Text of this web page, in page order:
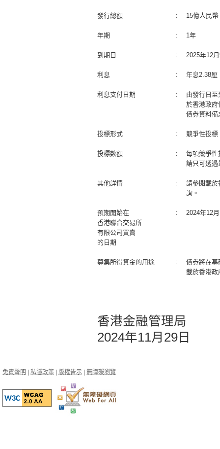
發行總額 : 15億人民幣
年期 : 1年
到期日 : 2025年12
利息 : 年息2.38厘
利息支付日期 :
由發行日
於香港政府
債券資料備
投標形式 : 競爭性投標
投標數額 :
每項競爭性
請只可透過
其他詳情 :
請參閱載於
詢。
預期開始在
香港聯合交易所
有限公司買賣
的日期
: 2024年12
募集所得資金的用途 :
債券將在基
載於香港政
香港金融管理局
2024年11月29日
免責聲明 私隱政策 版權告示 無障礙瀏覽